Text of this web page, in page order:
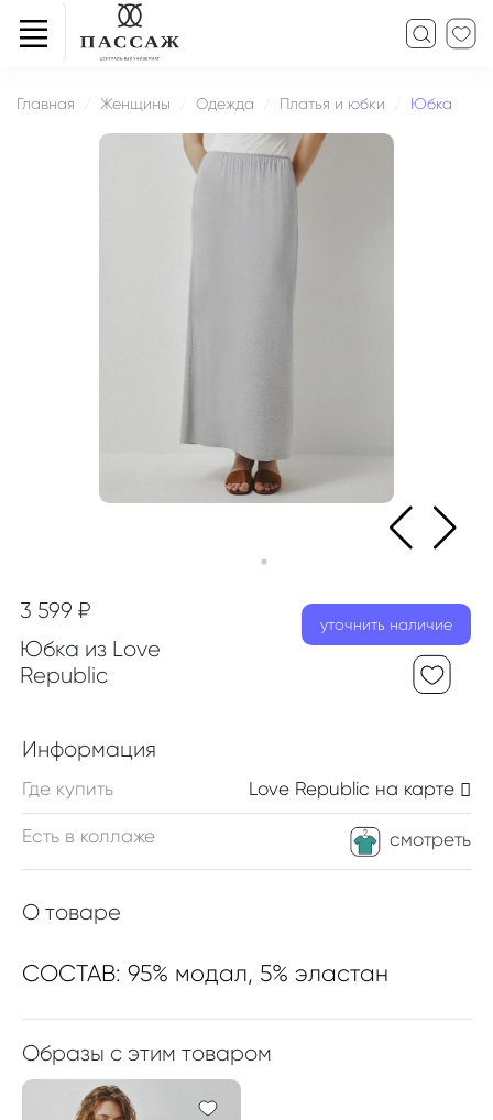
Главная Женщины Одежда Платья и юбки Юбка
3 599 ₽
Юбка из Love
Republic
уточнить наличие
Информация
Love Republic на карте
Где купить
смотреть
Есть в коллаже
О товаре
СОСТАВ: 95% модал, 5% эластан
Образы с этим товаром